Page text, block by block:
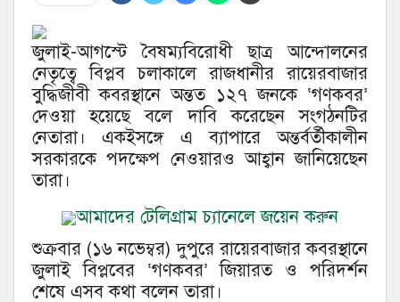
জুলাই-আগস্টে বৈষম্যবিরোধী ছাত্র আন্দোলনের
নেতৃত্বে বিপ্লব চলাকালে রাজধানীর রায়েরবাজার
বুদ্ধিজীবী কবরস্থানে অন্তত ১২৭ জনকে ‘গণকবর’
দেওয়া হয়েছে বলে দাবি করেছেন সংগঠনটির
নেতারা। একইসঙ্গে এ ব্যাপারে অন্তর্বর্তীকালীন
সরকারকে পদক্ষেপ নেওয়ারও আহ্বান জানিয়েছেন
তারা।
আমাদের টেলিগ্রাম চ্যানেলে জয়েন করুন
শুক্রবার (১৬ নভেম্বর) দুপুরে রায়েরবাজার কবরস্থানে
জুলাই বিপ্লবের ‘গণকবর’ জিয়ারত ও পরিদর্শন
শেষে এসব কথা বলেন তারা।